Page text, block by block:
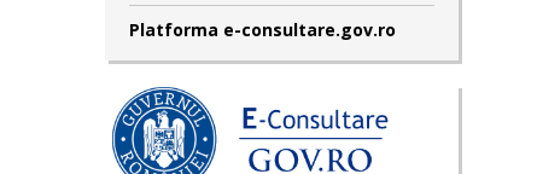
Platforma e-consultare.gov.ro